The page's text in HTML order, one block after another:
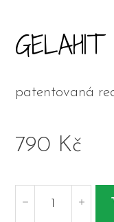
GELAHIT
patentovaná
790 Kč